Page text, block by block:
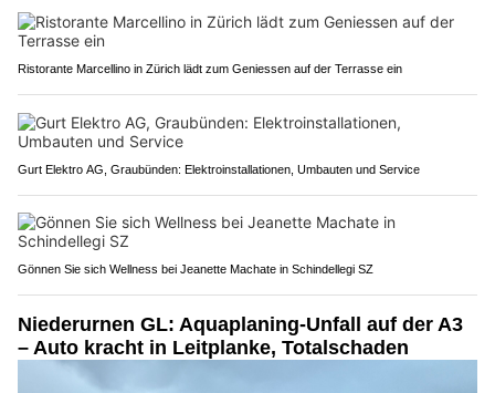
Ristorante Marcellino in Zürich lädt zum Geniessen auf der Terrasse ein
Gurt Elektro AG, Graubünden: Elektroinstallationen, Umbauten und Service
Gönnen Sie sich Wellness bei Jeanette Machate in Schindellegi SZ
Niederurnen GL: Aquaplaning-Unfall auf der A3
– Auto kracht in Leitplanke, Totalschaden